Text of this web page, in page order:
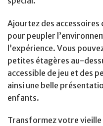
Ajourtez des
pour peupler
l’expérience. Vous
petites étagères au-
accessible de jeu et des
ainsi une belle
enfants.
Transformez votre vieille